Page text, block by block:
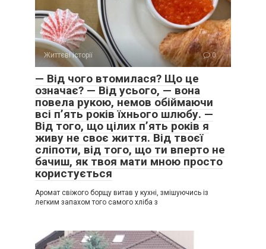
Життєві історії 0
— Від чого втомилася? Що це
означає? — Від усього, — вона
повела рукою, немов обіймаючи
всі п’ять років їхнього шлюбу. —
Від того, що цілих п’ять років я
живу не своє життя. Від твоєї
сліпоти, від того, що ти вперто не
бачиш, як твоя мати мною просто
користується
Аромат свіжого борщу витав у кухні, змішуючись із
легким запахом того самого хліба з